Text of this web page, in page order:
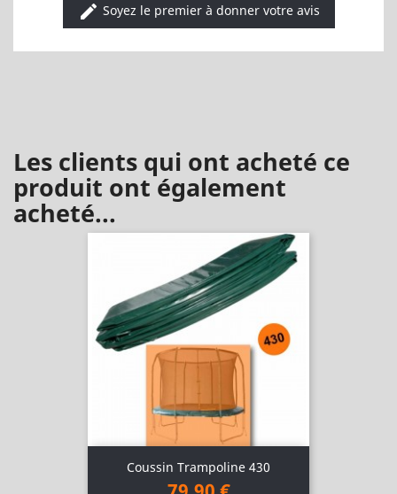
edit Soyez le premier à donner votre avis
Les clients qui ont acheté ce
produit ont également
acheté...
Coussin Trampoline 430